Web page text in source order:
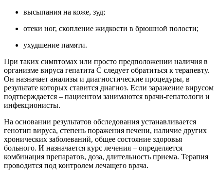
высыпания на коже, зуд;
отеки ног, скопление жидкости в брюшной полости;
ухудшение памяти.
При таких симптомах или просто предположении наличия в
организме вируса гепатита С следует обратиться к терапевту.
Он назначает анализы и диагностические процедуры, в
результате которых ставится диагноз. Если заражение вирусом
подтверждается – пациентом занимаются врачи-гепатологи и
инфекционисты.
На основании результатов обследования устанавливается
генотип вируса, степень поражения печени, наличие других
хронических заболеваний, общее состояние здоровья
больного. И назначается курс лечения – определяется
комбинация препаратов, доза, длительность приема. Терапия
проводится под контролем лечащего врача.